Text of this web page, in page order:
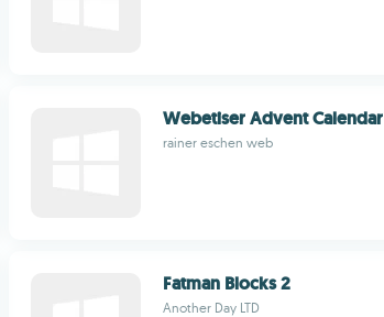
Webetiser Advent Calendar
rainer eschen web
Fatman Blocks 2
Another Day LTD